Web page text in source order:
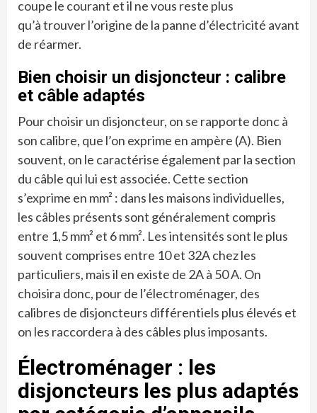
coupe le courant et il ne vous reste plus
qu’à trouver l’origine de la panne d’électricité avant
de réarmer.
Bien choisir un disjoncteur : calibre
et câble adaptés
Pour choisir un disjoncteur, on se rapporte donc à
son calibre, que l’on exprime en ampère (A). Bien
souvent, on le caractérise également par la section
du câble qui lui est associée. Cette section
s’exprime en mm² : dans les maisons individuelles,
les câbles présents sont généralement compris
entre 1,5 mm² et 6 mm². Les intensités sont le plus
souvent comprises entre 10 et 32A chez les
particuliers, mais il en existe de 2A à 50 A. On
choisira donc, pour de l’électroménager, des
calibres de disjoncteurs différentiels plus élevés et
on les raccordera à des câbles plus imposants.
Électroménager : les
disjoncteurs les plus adaptés